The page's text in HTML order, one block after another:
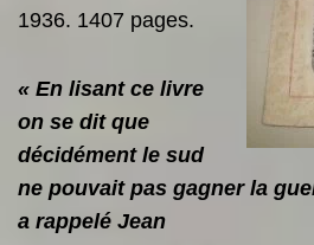
1936. 1407 pages.
« En lisant ce livre
on se dit que
décidément le sud
ne pouvait pas gagner la
a rappelé Jean